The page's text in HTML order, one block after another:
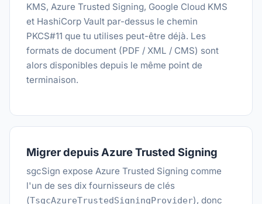
KMS, Azure Trusted Signing, Google Cloud KMS
et HashiCorp Vault par-dessus le chemin
PKCS#11 que tu utilises peut-être déjà. Les
formats de document (PDF / XML / CMS) sont
alors disponibles depuis le même point de
terminaison.
Migrer depuis Azure Trusted Signing
sgcSign expose Azure Trusted Signing comme
l'un de ses dix fournisseurs de clés
(TsgcAzureTrustedSigningProvider), donc